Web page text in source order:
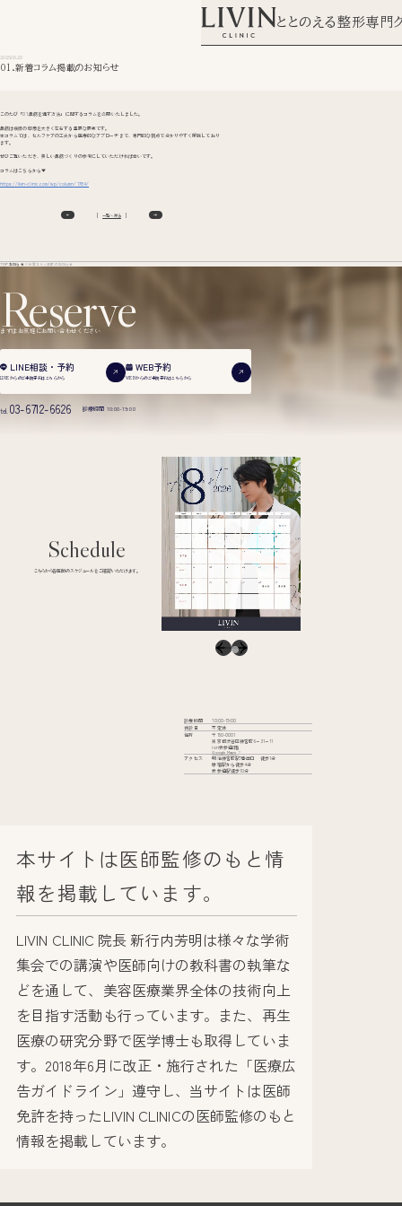
ととのえる整形専門
2025.08.28
01.新着コラム掲載のお知らせ
このたび「01.鼻筋を通す方法」に関するコラムを公開いたしました。
鼻筋は横顔の印象を大きく左右する重要な要素です。
本コラムでは、セルフケアの工夫から医療的なアプローチまで、専門的な視点で分かりやすく解説しており
ます。
ぜひご覧いただき、美しい鼻筋づくりの参考にしていただければ幸いです。
コラムはこちらから▼
https://livin-clinic.com/wp/column/1784/
一覧へ戻る
TOP お知らせ 01.新着コラム掲載のお知らせ
Reserve
まずはお気軽にお問い合わせください
LINE相談・予約
LINEからのご来院予約は こちらから
WEB予約
WEBからのご来院予約は こちらから
tel. 03-6712-6626 診療時間 10:00-19:00
Schedule
こちらから各医師のスケジュールをご確認いただけます。
診療時間
10:00-19:00
休診日
不定休
住所
〒150-0001
東京都渋谷区神宮前6−31−11
iori表参道2階
Google Maps
アクセス
明治神宮前駅7番出口 徒歩1分
原宿駅から徒歩4分
表参道駅徒歩10分
本サイトは医師監修のもと情
報を掲載しています。
LIVIN CLINIC 院長 新行内芳明は様々な学術
集会での講演や医師向けの教科書の執筆な
どを通して、美容医療業界全体の技術向上
を目指す活動も行っています。また、再生
医療の研究分野で医学博士も取得していま
す。2018年6月に改正・施行された「医療広
告ガイドライン」遵守し、当サイトは医師
免許を持ったLIVIN CLINICの医師監修のもと
情報を掲載しています。